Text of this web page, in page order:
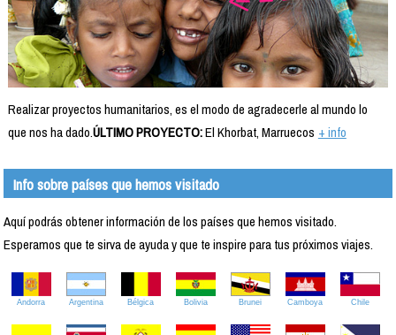
Realizar proyectos humanitarios, es el modo de agradecerle al mundo lo
que nos ha dado.ÚLTIMO PROYECTO:El Khorbat, Marruecos + info
Info sobre países que hemos visitado
Aquí podrás obtener información de los países que hemos visitado.
Esperamos que te sirva de ayuda y que te inspire para tus próximos viajes.
Andorra Argentina Bélgica Bolivia Brunei Camboya Chile